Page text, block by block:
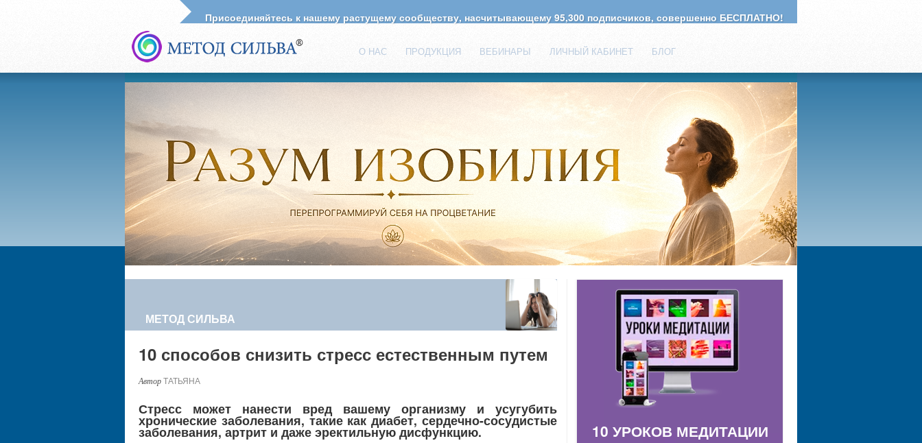
О НАС ПРОДУКЦИЯ ВЕБИНАРЫ ЛИЧНЫЙ КАБИНЕТ БЛОГ
Присоединяйтесь к нашему растущему сообществу, насчитывающему 95,300 подписчиков, совершенно БЕСПЛАТНО!
МЕТОД СИЛЬВА
10 способов снизить стресс естественным путем
ТАТЬЯНА
Стресс может нанести вред вашему организму и усугубить
хронические заболевания, такие как диабет, сердечно-сосудистые
заболевания, артрит и даже эректильную дисфункцию. 10 УРОКОВ МЕДИТАЦИИ